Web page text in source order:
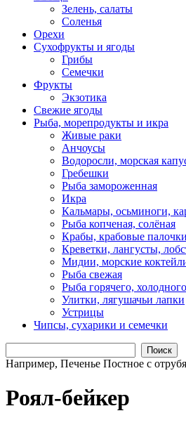
Зелень, салаты
Соленья
Орехи
Сухофрукты и ягоды
Грибы
Семечки
Фрукты
Экзотика
Свежие ягоды
Рыба, морепродукты и икра
Живые раки
Анчоусы
Водоросли, морская
Гребешки
Рыба замороженная
Икра
Кальмары, осьминоги,
Рыба копченая, солёная
Крабы, крабовые палочки
Креветки, лангусты,
Мидии, морские
Рыба свежая
Рыба горячего,
Улитки, лягушачьи лапки
Устрицы
Чипсы, сухарики и семечки
Поиск
Например, Печенье Постное с
Роял-бейкер